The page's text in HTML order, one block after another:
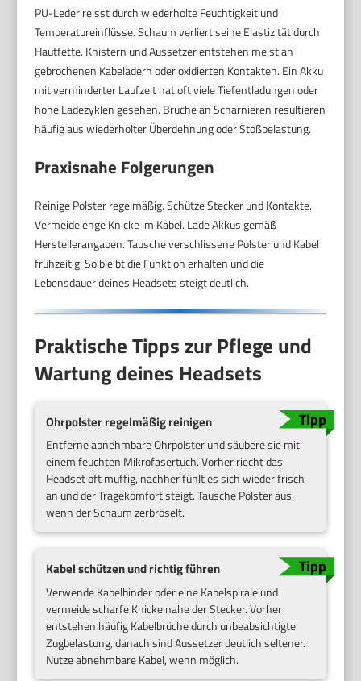
PU-Leder reisst durch wiederholte Feuchtigkeit und
Temperatureinflüsse. Schaum verliert seine Elastizität durch
Hautfette. Knistern und Aussetzer entstehen meist an
gebrochenen Kabeladern oder oxidierten Kontakten. Ein Akku
mit verminderter Laufzeit hat oft viele Tiefentladungen oder
hohe Ladezyklen gesehen. Brüche an Scharnieren resultieren
häufig aus wiederholter Überdehnung oder Stoßbelastung.
Praxisnahe Folgerungen
Reinige Polster regelmäßig. Schütze Stecker und Kontakte.
Vermeide enge Knicke im Kabel. Lade Akkus gemäß
Herstellerangaben. Tausche verschlissene Polster und Kabel
frühzeitig. So bleibt die Funktion erhalten und die
Lebensdauer deines Headsets steigt deutlich.
Praktische Tipps zur Pflege und
Wartung deines Headsets
Ohrpolster regelmäßig reinigen
Entferne abnehmbare Ohrpolster und säubere sie mit
einem feuchten Mikrofasertuch. Vorher riecht das
Headset oft muffig, nachher fühlt es sich wieder frisch
an und der Tragekomfort steigt. Tausche Polster aus,
wenn der Schaum zerbröselt.
Kabel schützen und richtig führen
Verwende Kabelbinder oder eine Kabelspirale und
vermeide scharfe Knicke nahe der Stecker. Vorher
entstehen häufig Kabelbrüche durch unbeabsichtigte
Zugbelastung, danach sind Aussetzer deutlich seltener.
Nutze abnehmbare Kabel, wenn möglich.